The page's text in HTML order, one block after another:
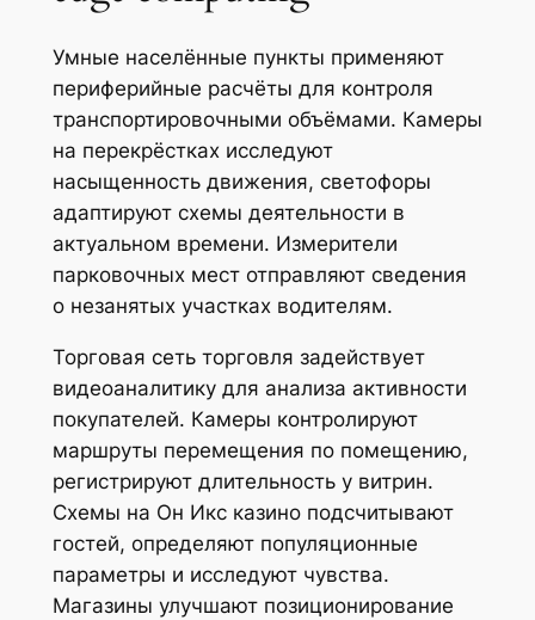
Умные населённые пункты применяют
периферийные расчёты для контроля
транспортировочными объёмами. Камеры
на перекрёстках исследуют
насыщенность движения, светофоры
адаптируют схемы деятельности в
актуальном времени. Измерители
парковочных мест отправляют сведения
о незанятых участках водителям.
Торговая сеть торговля задействует
видеоаналитику для анализа активности
покупателей. Камеры контролируют
маршруты перемещения по помещению,
регистрируют длительность у витрин.
Схемы на Он Икс казино подсчитывают
гостей, определяют популяционные
параметры и исследуют чувства.
Магазины улучшают позиционирование